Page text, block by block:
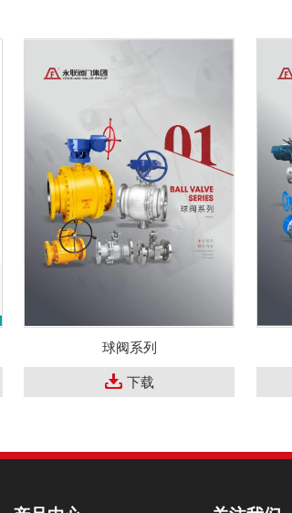
球阀系列
下载